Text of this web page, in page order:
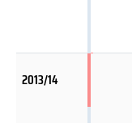
2013/14